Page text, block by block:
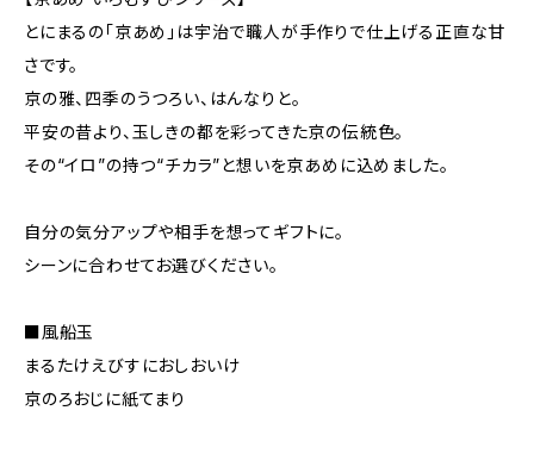
とにまるの「京あめ」は宇治で職人が手作りで仕上げる正直な甘
さです。
京の雅、四季のうつろい、はんなりと。
平安の昔より、玉しきの都を彩ってきた京の伝統色。
その“イロ”の持つ“チカラ”と想いを京あめに込めました。
自分の気分アップや相手を想ってギフトに。
シーンに合わせてお選びください。
■風船玉
まるたけえびすにおしおいけ
京のろおじに紙てまり